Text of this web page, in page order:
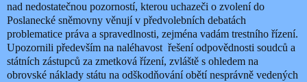
nad nedostatečnou pozorností, kterou uchazeči o zvolení do
Poslanecké sněmovny věnují v předvolebních debatách
problematice práva a spravedlnosti, zejména vadám trestního řízení.
Upozornili především na naléhavost řešení odpovědnosti soudců a
státních zástupců za zmetková řízení, zvláště s ohledem na
obrovské náklady státu na odškodňování obětí nesprávně vedených